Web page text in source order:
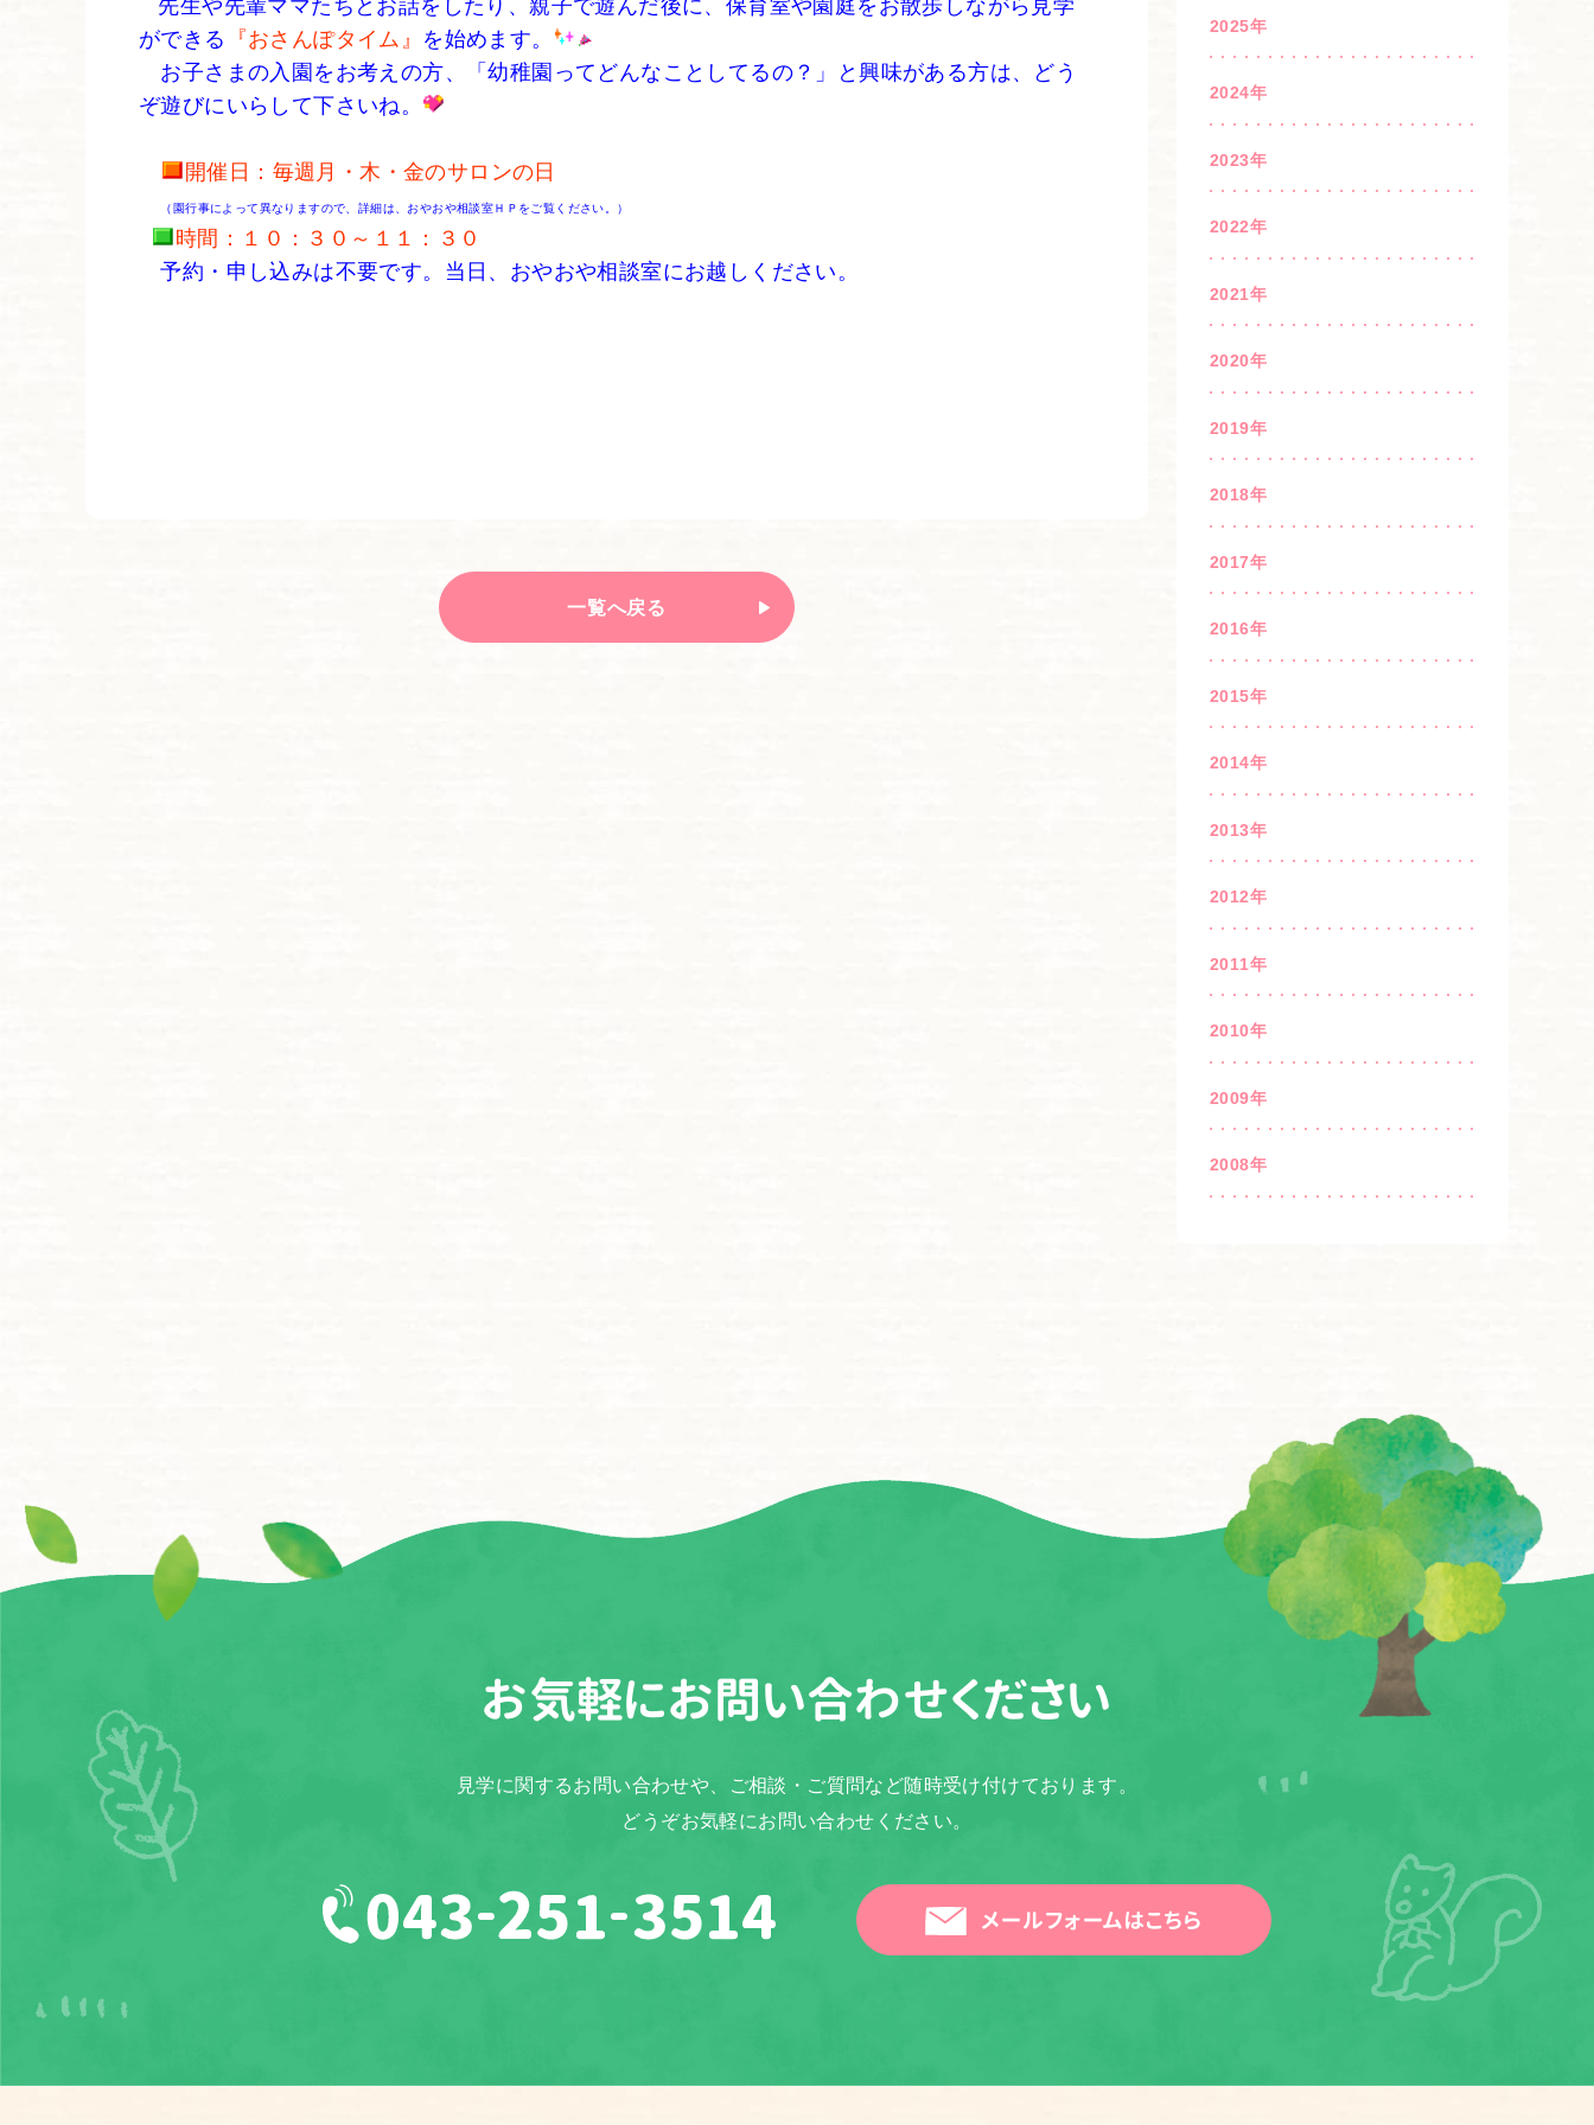
先生や先輩ママたちとお話をしたり、親子で遊んだ後に、保育室や園庭をお散歩しながら見学
ができる
『おさんぽタイム』 を始めます。
お子さまの入園をお考えの方、「幼稚園ってどんなことしてるの？」と興味がある方は、どう
ぞ遊びにいらして下さいね。
開催日：毎週月・木・金のサロンの日
（園行事によって異なりますので、詳細は、おやおや相談室ＨＰをご覧ください。）
時間：１０：３０～１１：３０
予約・申し込みは不要です。当日、おやおや相談室にお越しください。
一覧へ戻る
2025年
2024年
2023年
2022年
2021年
2020年
2019年
2018年
2017年
2016年
2015年
2014年
2013年
2012年
2011年
2010年
2009年
2008年
お気軽にお問い合わせください
見学に関するお問い合わせや、ご相談・ご質問など随時受け付けております。
どうぞお気軽にお問い合わせください。
メールフォームはこちら